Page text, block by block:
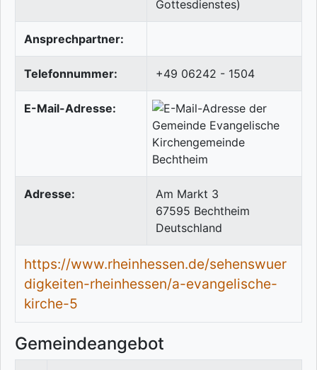
Gottesdienstes)
Ansprechpartner:
Telefonnummer: +49 06242 - 1504
E-Mail-Adresse:
Adresse:
Am Markt 3
67595 Bechtheim
Deutschland
https://www.rheinhessen.de/sehenswuer
digkeiten-rheinhessen/a-evangelische-
kirche-5
Gemeindeangebot